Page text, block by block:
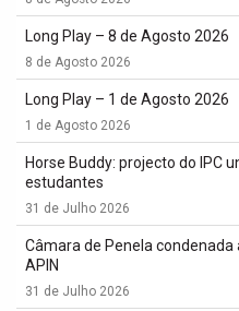
Long Play – 8 de Agosto 2026
8 de Agosto 2026
Long Play – 1 de Agosto 2026
1 de Agosto 2026
Horse Buddy: projecto do IPC
estudantes
31 de Julho 2026
Câmara de Penela
APIN
31 de Julho 2026